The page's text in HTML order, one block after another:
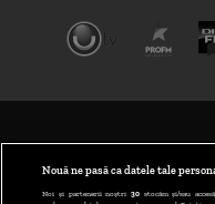
Nouă ne pasă ca datele tale
Noi și partenerii noștri 30stocăm și/sau